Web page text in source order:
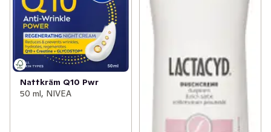
Nattkräm Q10 Pwr
50 ml, NIVEA